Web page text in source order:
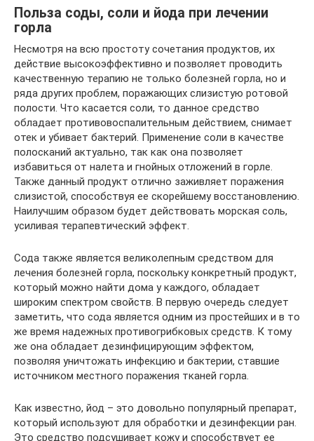
Польза соды, соли и йода при лечении
горла
Несмотря на всю простоту сочетания продуктов, их
действие высокоэффективно и позволяет проводить
качественную терапию не только болезней горла, но и
ряда других проблем, поражающих слизистую ротовой
полости. Что касается соли, то данное средство
обладает противовоспалительным действием, снимает
отек и убивает бактерий. Применение соли в качестве
полосканий актуально, так как она позволяет
избавиться от налета и гнойных отложений в горле.
Также данный продукт отлично заживляет поражения
слизистой, способствуя ее скорейшему восстановлению.
Наилучшим образом будет действовать морская соль,
усиливая терапевтический эффект.
Сода также является великолепным средством для
лечения болезней горла, поскольку конкретный продукт,
который можно найти дома у каждого, обладает
широким спектром свойств. В первую очередь следует
заметить, что сода является одним из простейших и в то
же время надежных противогрибковых средств. К тому
же она обладает дезинфицирующим эффектом,
позволяя уничтожать инфекцию и бактерии, ставшие
источником местного поражения тканей горла.
Как известно, йод – это довольно популярный препарат,
который используют для обработки и дезинфекции ран.
Это средство подсушивает кожу и способствует ее